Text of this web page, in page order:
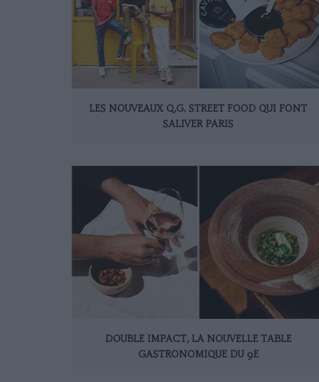
LES NOUVEAUX Q.G. STREET FOOD QUI FONT
SALIVER PARIS
DOUBLE IMPACT, LA NOUVELLE TABLE
GASTRONOMIQUE DU 9E